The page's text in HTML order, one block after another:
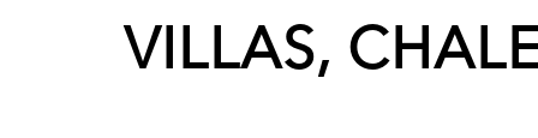
VILLAS,